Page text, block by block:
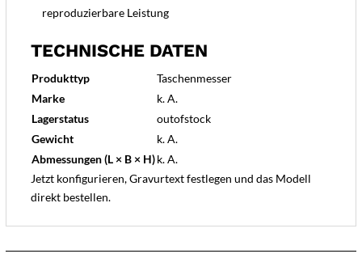
reproduzierbare Leistung
TECHNISCHE DATEN
Produkttyp
Taschenmesser
Marke
k. A.
Lagerstatus
outofstock
Gewicht
k. A.
Abmessungen (L × B × H)k. A.
Jetzt konfigurieren, Gravurtext festlegen und das Modell
direkt bestellen.